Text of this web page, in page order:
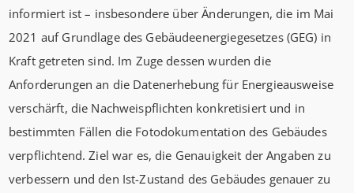
informiert ist – insbesondere über Änderungen, die im Mai
2021 auf Grundlage des Gebäudeenergiegesetzes (GEG) in
Kraft getreten sind. Im Zuge dessen wurden die
Anforderungen an die Datenerhebung für Energieausweise
verschärft, die Nachweispflichten konkretisiert und in
bestimmten Fällen die Fotodokumentation des Gebäudes
verpflichtend. Ziel war es, die Genauigkeit der Angaben zu
verbessern und den Ist-Zustand des Gebäudes genauer zu